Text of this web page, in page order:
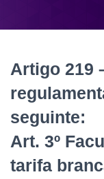
Artigo 219
seguinte:
Art. 3º
tarifa